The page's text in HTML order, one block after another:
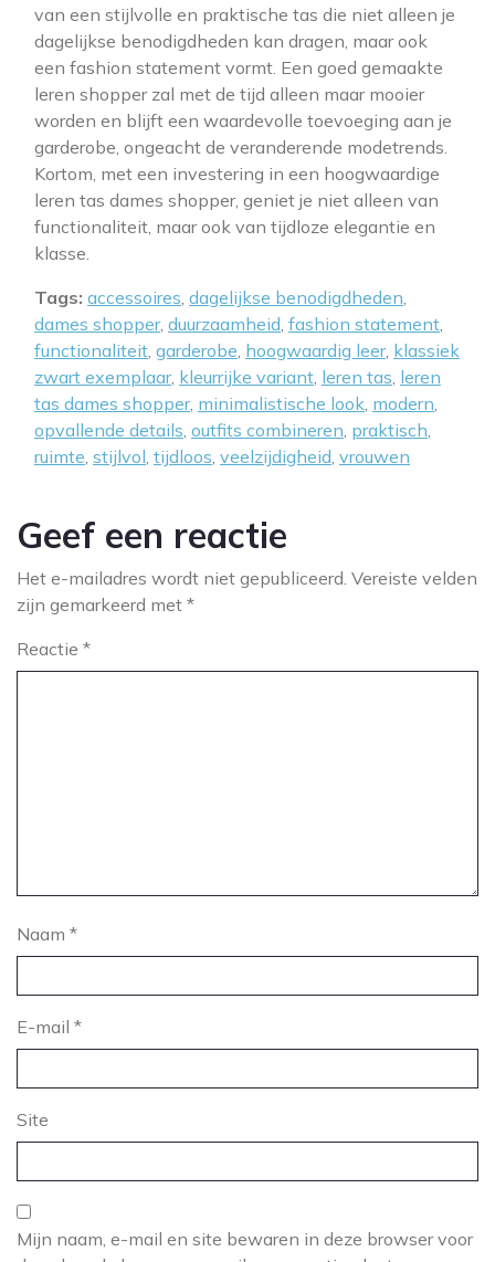
van een stijlvolle en praktische tas die niet alleen je
dagelijkse benodigdheden kan dragen, maar ook
een fashion statement vormt. Een goed gemaakte
leren shopper zal met de tijd alleen maar mooier
worden en blijft een waardevolle toevoeging aan je
garderobe, ongeacht de veranderende modetrends.
Kortom, met een investering in een hoogwaardige
leren tas dames shopper, geniet je niet alleen van
functionaliteit, maar ook van tijdloze elegantie en
klasse.
Tags: accessoires, dagelijkse benodigdheden,
dames shopper, duurzaamheid, fashion statement,
functionaliteit, garderobe, hoogwaardig leer, klassiek
zwart exemplaar, kleurrijke variant, leren tas, leren
tas dames shopper, minimalistische look, modern,
opvallende details, outfits combineren, praktisch,
ruimte, stijlvol, tijdloos, veelzijdigheid, vrouwen
Geef een reactie
Het e-mailadres wordt niet gepubliceerd. Vereiste velden
zijn gemarkeerd met *
Reactie *
Naam *
E-mail *
Site
Mijn naam, e-mail en site bewaren in deze browser voor